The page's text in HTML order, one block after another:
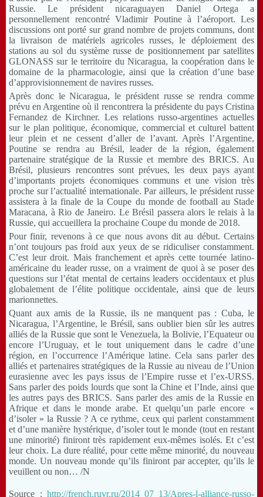
Russie. Le président nicaraguayen Daniel Ortega a
personnellement rencontré Vladimir Poutine à l’aéroport. Les
discussions ont porté sur grand nombre de projets communs, dont
la livraison de matériels agricoles russes, le déploiement des
stations au sol du système russe de positionnement par satellites
GLONASS sur le territoire du Nicaragua, la coopération dans le
domaine de la pharmacologie, ainsi que la création d’une base
d’approvisionnement de navires russes.
Après donc le Nicaragua, le président russe se rendra comme
prévu en Argentine où il rencontrera la présidente du pays Cristina
Fernandez de Kirchner. Les relations russo-argentines actuelles
sur le plan politique, économique, commercial et culturel battent
leur plein et ne cessent d’aller de l’avant. Après l’Argentine,
Poutine se rendra au Brésil, leader de la région, également
partenaire stratégique de la Russie et membre des BRICS. Au
Brésil, plusieurs rencontres sont prévues, les deux pays ayant
d’importants projets économiques communs et une vision très
proche sur l’actualité internationale. Par ailleurs, le président russe
assistera à la finale de la Coupe du monde de football au Stade
Maracana, à Rio de Janeiro. Le Brésil passera alors le relais à la
Russie, qui accueillera la prochaine Coupe du monde de 2018.
Pour finir, revenons à ce que nous avons dit au début. Certains
n’ont toujours pas froid aux yeux de se ridiculiser constamment.
C’est leur droit. Mais franchement et après cette tournée latino-
américaine du leader russe, on a vraiment de quoi à se poser des
questions sur l’état mental de certains leaders occidentaux et plus
globalement de l’élite politique occidentale, ainsi que de leurs
marionnettes.
Quant aux amis de la Russie, ils ne manquent pas : Cuba, le
Nicaragua, l’Argentine, le Brésil, sans oublier bien sûr les autres
alliés de la Russie que sont le Venezuela, la Bolivie, l’Equateur ou
encore l’Uruguay, et le tout uniquement dans le cadre d’une
région, en l’occurrence l’Amérique latine. Cela sans parler des
alliés et partenaires stratégiques de la Russie au niveau de l’Union
eurasienne avec les pays issus de l’Empire russe et l’ex-URSS.
Sans parler des poids lourds que sont la Chine et l’Inde, ainsi que
les autres pays des BRICS. Sans parler des amis de la Russie en
Afrique et dans le monde arabe. Et quelqu’un parle encore «
d’isoler » la Russie ? A ce rythme, ceux qui parlent constamment
et d’une manière hystérique, d’isoler tout le monde (tout en restant
une minorité) finiront très rapidement eux-mêmes isolés. Et c’est
leur choix. La dure réalité, pour cette même minorité, du nouveau
monde. Un nouveau monde qu’ils finiront par accepter, qu’ils le
veuillent ou non… /N
Source : http://french.ruvr.ru/2014_07_13/Apres-l-alliance-russo-